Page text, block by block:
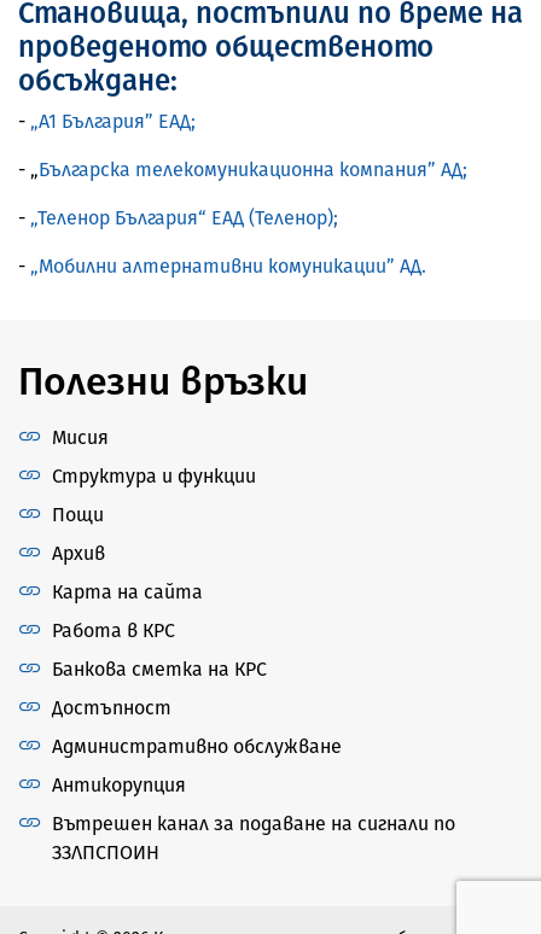
Становища, постъпили по време на
проведеното общественото
обсъждане:
- „А1 България” ЕАД;
- „Българска телекомуникационна компания” АД;
- „Теленор България“ ЕАД (Теленор);
- „Мобилни алтернативни комуникации” АД.
Полезни връзки
Мисия
Структура и функции
Пощи
Архив
Карта на сайта
Работа в КРС
Банкова сметка на КРС
Достъпност
Административно обслужване
Антикорупция
Вътрешен канал за подаване на сигнали по
ЗЗЛПСПОИН